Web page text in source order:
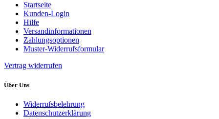
Startseite
Kunden-Login
Hilfe
Versandinformationen
Zahlungsoptionen
Muster-Widerrufsformular
Vertrag widerrufen
Über Uns
Widerrufsbelehrung
Datenschutzerklärung